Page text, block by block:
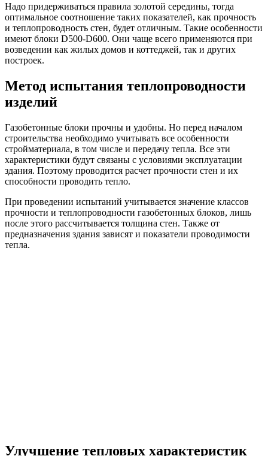
Надо придерживаться правила золотой середины, тогда
оптимальное соотношение таких показателей, как прочность
и теплопроводность стен, будет отличным. Такие особенности
имеют блоки D500-D600. Они чаще всего применяются при
возведении как жилых домов и коттеджей, так и других
построек.
Метод испытания теплопроводности
изделий
Газобетонные блоки прочны и удобны. Но перед началом
строительства необходимо учитывать все особенности
стройматериала, в том числе и передачу тепла. Все эти
характеристики будут связаны с условиями эксплуатации
здания. Поэтому проводится расчет прочности стен и их
способности проводить тепло.
При проведении испытаний учитывается значение классов
прочности и теплопроводности газобетонных блоков, лишь
после этого рассчитывается толщина стен. Также от
предназначения здания зависят и показатели проводимости
тепла.
Улучшение тепловых характеристик